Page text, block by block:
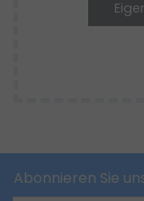
Abonnieren Sie